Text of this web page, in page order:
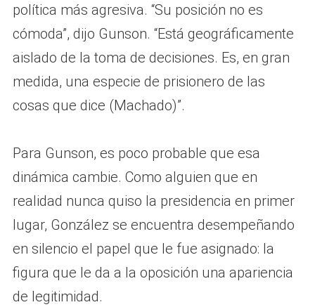
política más agresiva. “Su posición no es
cómoda”, dijo Gunson. “Está geográficamente
aislado de la toma de decisiones. Es, en gran
medida, una especie de prisionero de las
cosas que dice (Machado)”.
Para Gunson, es poco probable que esa
dinámica cambie. Como alguien que en
realidad nunca quiso la presidencia en primer
lugar, González se encuentra desempeñando
en silencio el papel que le fue asignado: la
figura que le da a la oposición una apariencia
de legitimidad.